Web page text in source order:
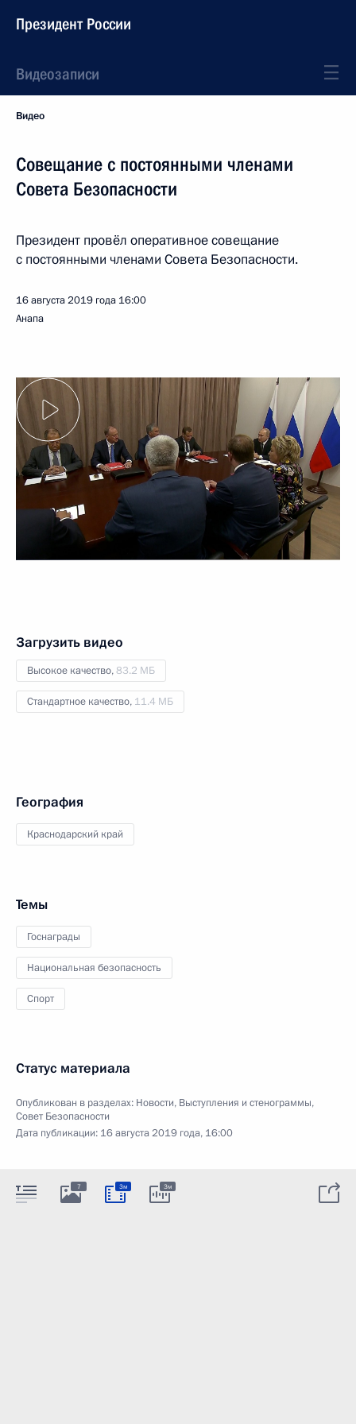
Президент России
Видеозаписи
Видео
Совещание с постоянными членами
Совета Безопасности
Президент провёл оперативное совещание
с постоянными членами Совета Безопасности.
16 августа 2019 года 16:00
Анапа
Загрузить видео
Высокое качество,83.2 МБ
Стандартное качество, 11.4 МБ
География
Краснодарский край
Темы
Госнаграды
Национальная безопасность
Спорт
Статус материала
Опубликован в разделах: Новости, Выступления и стенограммы,
Совет Безопасности
Дата публикации: 16 августа 2019 года, 16:00
7 3м 3м